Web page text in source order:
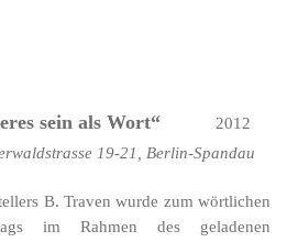
sein als Wort“
2012
19-21, Berlin-Spandau
B. Traven wurde zum wörtlichen
im Rahmen des geladenen